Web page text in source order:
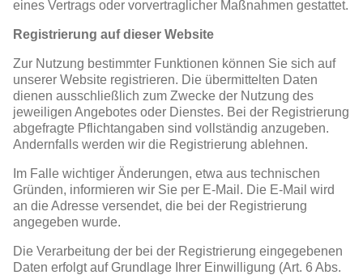
eines Vertrags oder vorvertraglicher Maßnahmen gestattet.
Registrierung auf dieser Website
Zur Nutzung bestimmter Funktionen können Sie sich auf
unserer Website registrieren. Die übermittelten Daten
dienen ausschließlich zum Zwecke der Nutzung des
jeweiligen Angebotes oder Dienstes. Bei der Registrierung
abgefragte Pflichtangaben sind vollständig anzugeben.
Andernfalls werden wir die Registrierung ablehnen.
Im Falle wichtiger Änderungen, etwa aus technischen
Gründen, informieren wir Sie per E-Mail. Die E-Mail wird
an die Adresse versendet, die bei der Registrierung
angegeben wurde.
Die Verarbeitung der bei der Registrierung eingegebenen
Daten erfolgt auf Grundlage Ihrer Einwilligung (Art. 6 Abs.